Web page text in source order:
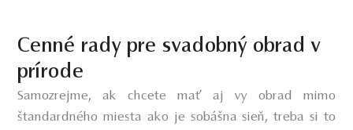
Cenné rady pre svadobný obrad v
prírode
Samozrejme, ak chcete mať aj vy obrad mimo
štandardného miesta ako je sobášna sieň, treba si to